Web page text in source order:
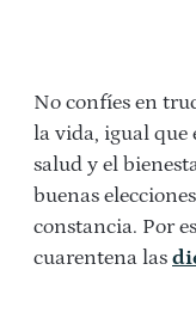
No confíes en
la vida, igual que
salud y el
buenas
constancia. Por
cuarentena las